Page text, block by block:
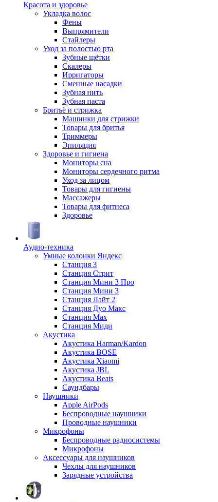
Красота и здоровье
Укладка волос
Фены
Выпрямители
Стайлеры
Уход за полостью рта
Зубные щётки
Скалеры
Ирригаторы
Сменные насадки
Зубная нить
Зубная паста
Бритьё и стрижка
Машинки для стрижки
Товары для бритья
Триммеры
Эпиляция
Здоровье и гигиена
Мониторы сна
Мониторы сердечного ритма
Уход за лицом
Товары для гигиены
Массажеры
Товары для фитнеса
Здоровье
Аудио-техника
Умные колонки Яндекс
Станция 3
Станция Стрит
Станция Мини 3 Про
Станция Мини 3
Станция Лайт 2
Станция Дуо Макс
Станция Max
Станция Миди
Акустика
Акустика Harman/Kardon
Акустика BOSE
Акустика Xiaomi
Акустика JBL
Акустика Beats
Саундбары
Наушники
Apple AirPods
Беспроводные наушники
Проводные наушники
Микрофоны
Беспроводные радиосистемы
Микрофоны
Аксессуары для наушников
Чехлы для наушников
Зарядные устройства